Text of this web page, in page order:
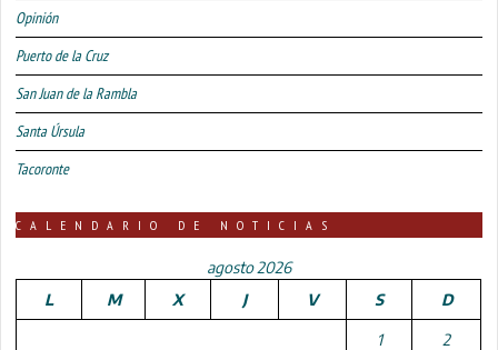
Opinión
Puerto de la Cruz
San Juan de la Rambla
Santa Úrsula
Tacoronte
CALENDARIO DE NOTICIAS
agosto 2026
L
M X J V S D
1 2